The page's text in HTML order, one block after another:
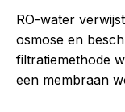
RO-water
osmose en
filtratiemethode
een membraan